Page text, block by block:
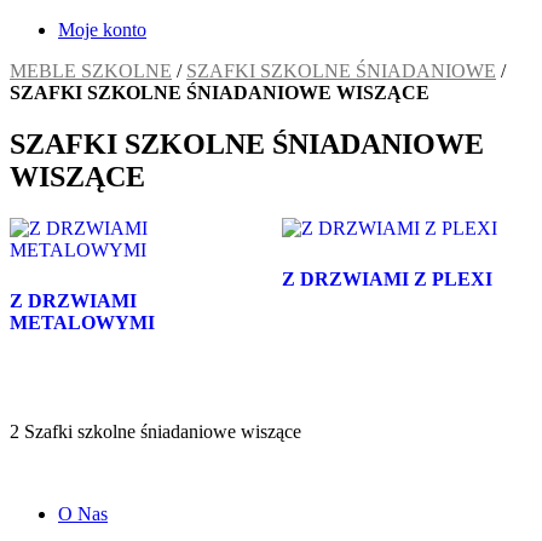
Moje konto
MEBLE SZKOLNE / SZAFKI SZKOLNE ŚNIADANIOWE /
SZAFKI SZKOLNE ŚNIADANIOWE WISZĄCE
SZAFKI SZKOLNE ŚNIADANIOWE
WISZĄCE
Z DRZWIAMI
METALOWYMI
Z DRZWIAMI Z PLEXI
2 Szafki szkolne śniadaniowe wiszące
O Nas